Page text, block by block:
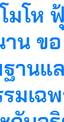
มโห
น ขอ
านแ
มเฉ